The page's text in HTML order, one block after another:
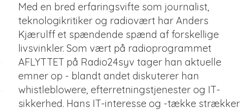
Med en bred erfaringsvifte som journalist,
teknologikritiker og radiovært har Anders
Kjærulff et spændende spænd af forskellige
livsvinkler. Som vært på radioprogrammet
AFLYTTET på Radio24syv tager han aktuelle
emner op - blandt andet diskuterer han
whistleblowere, efterretningstjenester og IT-
sikkerhed. Hans IT-interesse og -tække strækker